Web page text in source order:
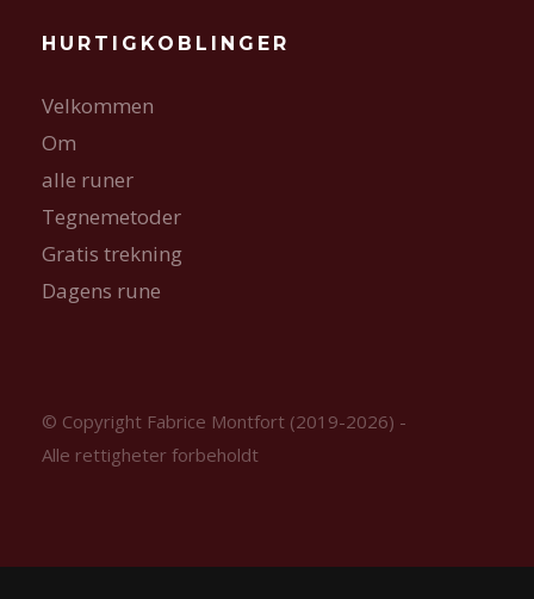
HURTIGKOBLINGER
Velkommen
Om
alle runer
Tegnemetoder
Gratis trekning
Dagens rune
© Copyright Fabrice Montfort (2019-2026) -
Alle rettigheter forbeholdt